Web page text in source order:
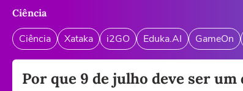
Ciência
Ciência Xataka i2GO Eduka.AI GameOn
Por que 9 de julho deve ser